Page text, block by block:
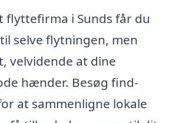
flyttefirma i Sunds får du
selve flytningen, men
velvidende at dine
hænder. Besøg find-
at sammenligne lokale